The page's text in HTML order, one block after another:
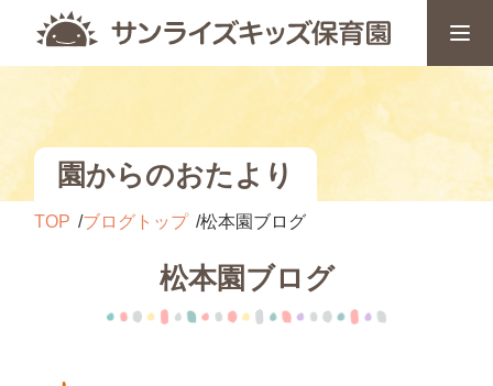
園からのおたより
TOP ブログトップ 松本園ブログ
松本園ブログ